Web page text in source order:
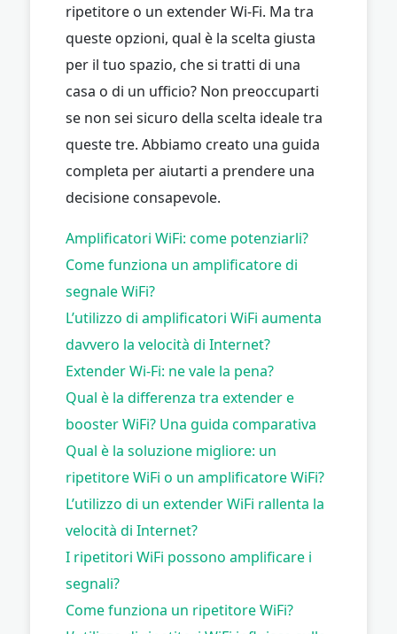
ripetitore o un extender Wi-Fi. Ma tra
queste opzioni, qual è la scelta giusta
per il tuo spazio, che si tratti di una
casa o di un ufficio? Non preoccuparti
se non sei sicuro della scelta ideale tra
queste tre. Abbiamo creato una guida
completa per aiutarti a prendere una
decisione consapevole.
Amplificatori WiFi: come potenziarli?
Come funziona un amplificatore di
segnale WiFi?
L’utilizzo di amplificatori WiFi aumenta
davvero la velocità di Internet?
Extender Wi-Fi: ne vale la pena?
Qual è la differenza tra extender e
booster WiFi? Una guida comparativa
Qual è la soluzione migliore: un
ripetitore WiFi o un amplificatore WiFi?
L’utilizzo di un extender WiFi rallenta la
velocità di Internet?
I ripetitori WiFi possono amplificare i
segnali?
Come funziona un ripetitore WiFi?